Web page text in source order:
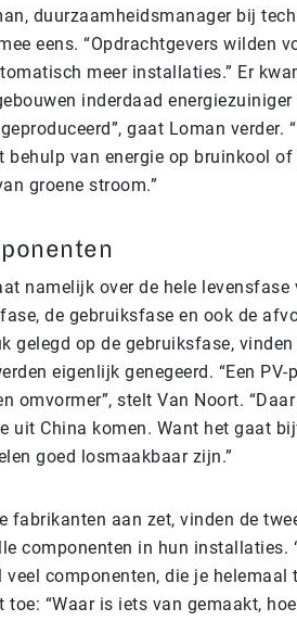
duurzaamheidsmanager bij
eens. “Opdrachtgevers wilden
meer installaties.” Er
inderdaad
gaat Loman verder.
behulp van energie op bruinkool
groene stroom.”
namelijk over de hele
de gebruiksfase en ook de
gelegd op de gebruiksfase,
eigenlijk genegeerd. “Een
omvormer”, stelt Van Noort.
uit China komen. Want het gaat
goed losmaakbaar zijn.”
fabrikanten aan zet, vinden de
componenten in hun installaties.
veel componenten, die je
toe: “Waar is iets van gemaakt,